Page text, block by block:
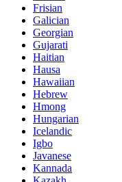
Frisian
Galician
Georgian
Gujarati
Haitian
Hausa
Hawaiian
Hebrew
Hmong
Hungarian
Icelandic
Igbo
Javanese
Kannada